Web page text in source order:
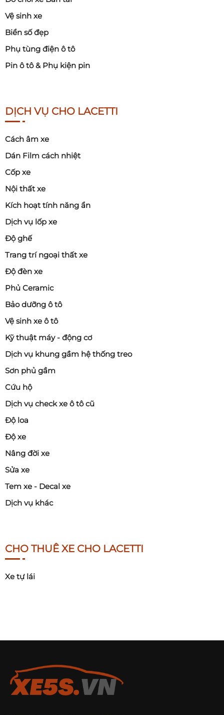
Vệ sinh xe
Biển số đẹp
Phụ tùng điện ô tô
Pin ô tô & Phụ kiện pin
DỊCH VỤ CHO LACETTI
Cách âm xe
Dán Film cách nhiệt
Cốp xe
Nội thất xe
Kích hoạt tính năng ẩn
Dịch vụ lốp xe
Độ ghế
Trang trí ngoại thất xe
Độ đèn xe
Phủ Ceramic
Bảo dưỡng ô tô
Vệ sinh xe ô tô
Kỹ thuật máy - động cơ
Dịch vụ khung gầm hệ thống treo
Sơn phủ gầm
Cứu hộ
Dịch vụ check xe ô tô cũ
Độ loa
Độ xe
Nâng đời xe
Sửa xe
Tem xe - Decal xe
Dịch vụ khác
CHO THUÊ XE CHO LACETTI
Xe tự lái